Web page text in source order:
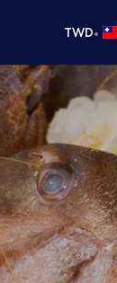
TWD•